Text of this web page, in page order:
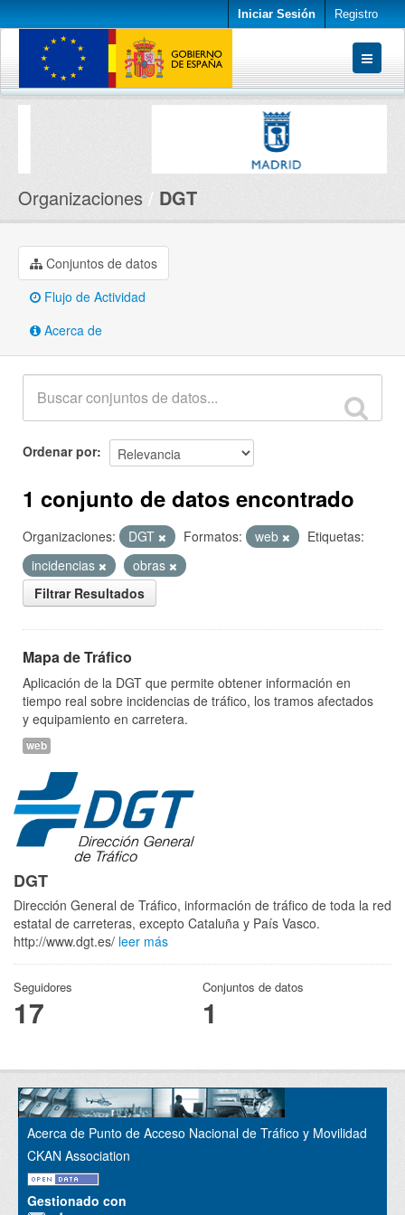
Iniciar Sesión Registro
Conjuntos de datos
Organizaciones DGT
Conjuntos de datos
Flujo de Actividad
Acerca de
Ordenar por
1 conjunto de datos encontrado
Organizaciones: DGT Formatos: web
Etiquetas:
incidencias
obras
Filtrar Resultados
Mapa de Tráfico
Aplicación de la DGT que permite obtener información en
tiempo real sobre incidencias de tráfico, los tramos afectados
y equipamiento en carretera.
web
DGT
Dirección General de Tráfico, información de tráfico de toda la red
estatal de carreteras, excepto Cataluña y País Vasco.
http://www.dgt.es/ leer más
Seguidores
17
Conjuntos de datos
1
Acerca de Punto de Acceso Nacional de Tráfico y Movilidad
CKAN Association
Gestionado con